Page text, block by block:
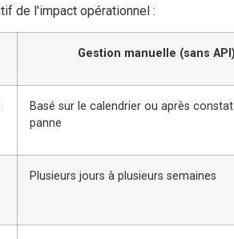
de l'impact opérationnel :
Gestion manuelle (sans API)
Basé sur le calendrier ou après
panne
Plusieurs jours à plusieurs semaines